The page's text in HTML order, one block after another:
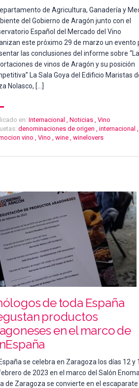
de Agricultura, Ganadería y
del Gobierno de Aragón junto con el
Español del Mercado del Vino
este próximo 29 de marzo un evento
las conclusiones del informe sobre
de vinos de Aragón y su posición
La Sala Goya del Edificio Maristas
Nolasco, […]
en: Internacional Noticias Vino
denominaciones de origen internacional
vino
Vino wine winelovers
de toda España
productos
en el marco de
se celebra en Zaragoza los días 12 y
de 2023 en el marco del Salón
de Zaragoza se convierte en el escaparate